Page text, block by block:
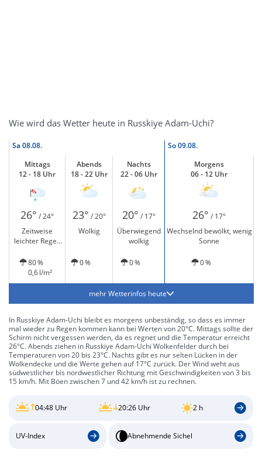
Wie wird das Wetter heute in Russkiye Adam-Uchi?
Sa 08.08. So09.08.
Mittags
12 - 18 Uhr
Abends
18 - 22 Uhr
Nachts
22 - 06 Uhr
Morgens
06 - 12 Uhr
26° / 24° 23° / 20° 20° / 17° 26° / 17°
Zeitweise
leichter Regen
Wolkig
Überwiegend
wolkig
Wechselnd bewölkt, wenig
Sonne
80 %
0,6 l/m²
0 % 0 % 0 %
mehr Wetterinfos heute
In Russkiye Adam-Uchi bleibt es morgens unbeständig, so dass es immer
mal wieder zu Regen kommen kann bei Werten von 20°C. Mittags sollte der
Schirm nicht vergessen werden, da es regnet und die Temperatur erreicht
26°C. Abends ziehen in Russkiye Adam-Uchi Wolkenfelder durch bei
Temperaturen von 20 bis 23°C. Nachts gibt es nur selten Lücken in der
Wolkendecke und die Werte gehen auf 17°C zurück. Der Wind weht aus
südwestlicher bis nordwestlicher Richtung mit Geschwindigkeiten von 3 bis
15 km/h. Mit Böen zwischen 7 und 42 km/h ist zu rechnen.
04:48 Uhr 20:26 Uhr 2 h
UV-Index Abnehmende Sichel